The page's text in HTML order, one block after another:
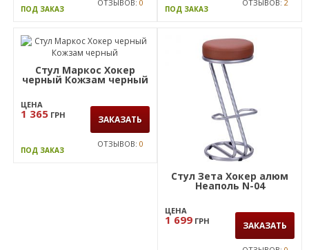
ПОД ЗАКАЗ
ОТЗЫВОВ:0
ПОД ЗАКАЗ
ОТЗЫВОВ: 2
Стул Маркос Хокер
черный Кожзам черный
ЦЕНА
1 365 ГРН ЗАКАЗАТЬ
ПОД ЗАКАЗ
ОТЗЫВОВ:0
Стул Зета Хокер алюм
Неаполь N-04
ЦЕНА
1 699 ГРН ЗАКАЗАТЬ